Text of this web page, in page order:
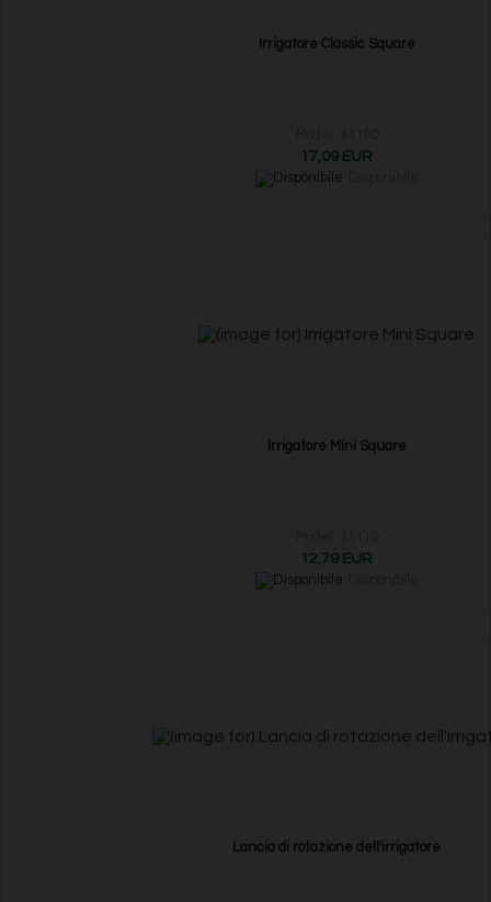
Irrigatore Classic Square
17,09 EUR
Irrigatore Mini Square
12,79 EUR
Lancia di rotazione dell'irrigatore